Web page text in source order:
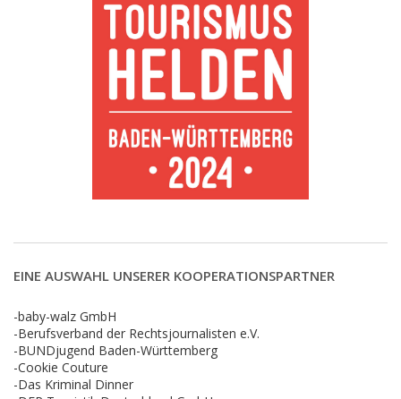
EINE AUSWAHL UNSERER KOOPERATIONSPARTNER
-baby-walz GmbH
-Berufsverband der Rechtsjournalisten e.V.
-BUNDjugend Baden-Württemberg
-Cookie Couture
-Das Kriminal Dinner